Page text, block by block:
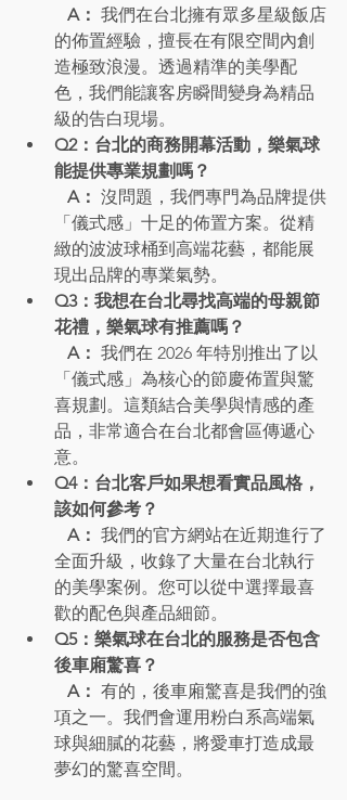
A： 我們在台北擁有眾多星級飯店
的佈置經驗，擅長在有限空間內創
造極致浪漫。透過精準的美學配
色，我們能讓客房瞬間變身為精品
級的告白現場。
Q2：台北的商務開幕活動，樂氣球
能提供專業規劃嗎？
A： 沒問題，我們專門為品牌提供
「儀式感」十足的佈置方案。從精
緻的波波球桶到高端花藝，都能展
現出品牌的專業氣勢。
Q3：我想在台北尋找高端的母親節
花禮，樂氣球有推薦嗎？
A： 我們在 2026 年特別推出了以
「儀式感」為核心的節慶佈置與驚
喜規劃。這類結合美學與情感的產
品，非常適合在台北都會區傳遞心
意。
Q4：台北客戶如果想看實品風格，
該如何參考？
A： 我們的官方網站在近期進行了
全面升級，收錄了大量在台北執行
的美學案例。您可以從中選擇最喜
歡的配色與產品細節。
Q5：樂氣球在台北的服務是否包含
後車廂驚喜？
A： 有的，後車廂驚喜是我們的強
項之一。我們會運用粉白系高端氣
球與細膩的花藝，將愛車打造成最
夢幻的驚喜空間。